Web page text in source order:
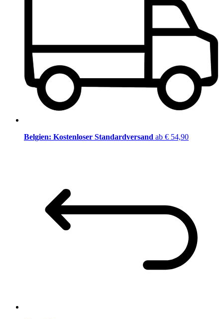
Belgien: Kostenloser Standardversand ab € 54,90